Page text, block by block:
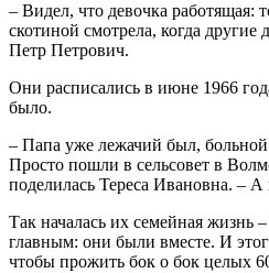
– Видел, что девочка работящая:
скотиной смотрела, когда другие
Петр Петрович.
Они расписались в июне 1966
было.
– Папа уже лежачий был,
Просто пошли в сельсовет в
поделилась Тереса Ивановна. – А
Так началась их семейная жизнь
главным: они были вместе. И
чтобы прожить бок о бок целых